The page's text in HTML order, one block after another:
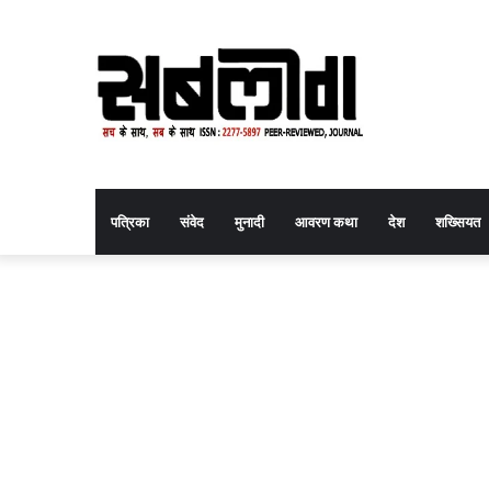
पत्रिका संवेद मुनादी आवरण कथा देश शख्सियत